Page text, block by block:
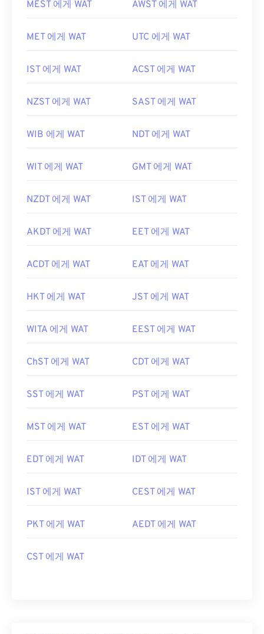
MEST 에게 WAT AWST 에게 WAT
MET 에게 WAT UTC 에게 WAT
IST 에게 WAT ACST 에게 WAT
NZST 에게 WAT SAST 에게 WAT
WIB 에게 WAT NDT 에게 WAT
WIT 에게 WAT GMT 에게 WAT
NZDT 에게 WAT IST 에게 WAT
AKDT 에게 WAT EET 에게 WAT
ACDT 에게 WAT EAT 에게 WAT
HKT 에게 WAT JST 에게 WAT
WITA 에게 WAT EEST 에게 WAT
ChST 에게 WAT CDT 에게 WAT
SST 에게 WAT PST 에게 WAT
MST 에게 WAT EST 에게 WAT
EDT 에게 WAT IDT 에게 WAT
IST 에게 WAT CEST 에게 WAT
PKT 에게 WAT AEDT 에게 WAT
CST 에게 WAT